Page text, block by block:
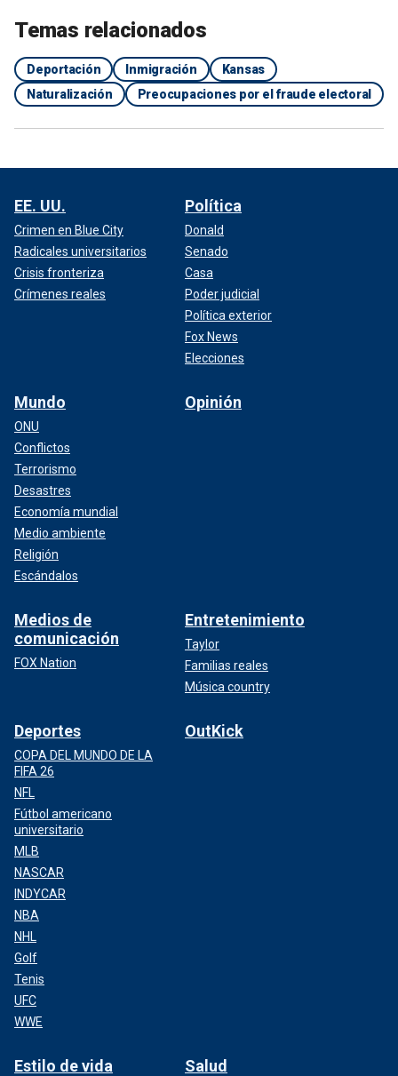
Temas relacionados
Deportación Inmigración
Kansas
Naturalización
Preocupaciones por el fraude electoral
EE. UU.
Crimen en Blue City
Radicales universitarios
Crisis fronteriza
Crímenes reales
Política
Donald
Senado
Casa
Poder judicial
Política exterior
Fox News
Elecciones
Mundo
ONU
Conflictos
Terrorismo
Desastres
Economía mundial
Medio ambiente
Religión
Escándalos
Opinión
Medios de
comunicación
FOX Nation
Entretenimiento
Taylor
Familias reales
Música country
Deportes
COPA DEL MUNDO DE LA
FIFA 26
NFL
Fútbol americano
universitario
MLB
NASCAR
INDYCAR
NBA
NHL
Golf
Tenis
UFC
WWE
OutKick
Estilo de vida Salud